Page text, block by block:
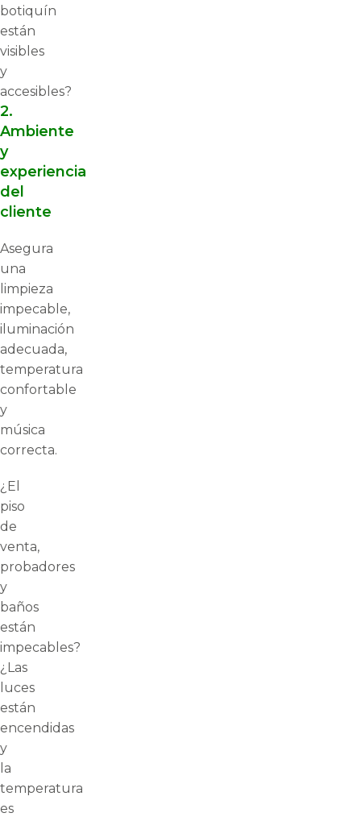
botiquín
están
visibles
y
accesibles?
2.
Ambiente
y
experiencia
del
cliente
Asegura
una
limpieza
impecable,
iluminación
adecuada,
temperatura
confortable
y
música
correcta.
¿El
piso
de
venta,
probadores
y
baños
están
impecables?
¿Las
luces
están
encendidas
y
la
temperatura
es